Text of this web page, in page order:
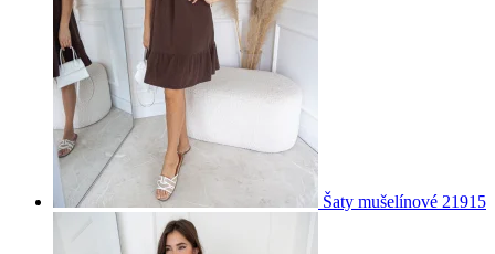
Šaty mušelínové 21915